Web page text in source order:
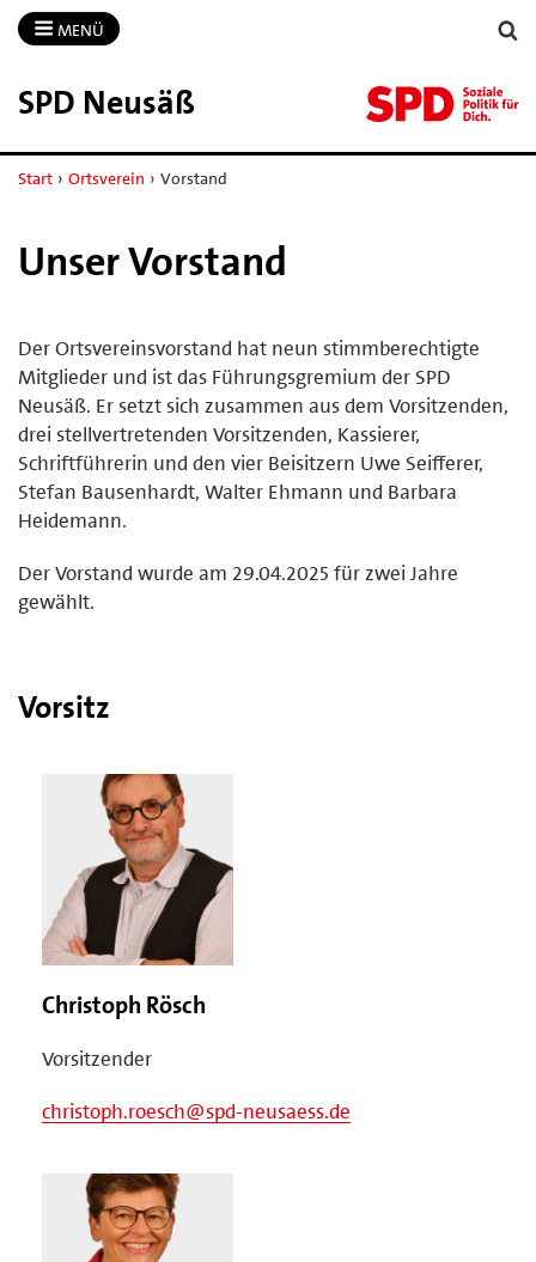
MENÜ
SPD Neusäß
Start › Ortsverein › Vorstand
Unser Vorstand
Der Ortsvereinsvorstand hat neun stimmberechtigte
Mitglieder und ist das Führungsgremium der SPD
Neusäß. Er setzt sich zusammen aus dem Vorsitzenden,
drei stellvertretenden Vorsitzenden, Kassierer,
Schriftführerin und den vier Beisitzern Uwe Seifferer,
Stefan Bausenhardt, Walter Ehmann und Barbara
Heidemann.
Der Vorstand wurde am 29.04.2025 für zwei Jahre
gewählt.
Vorsitz
Christoph Rösch
Vorsitzender
christoph.roesch@spd-neusaess.de